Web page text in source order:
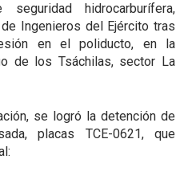
hidrocarburífera,
Ingenieros del Ejército tras
en el poliducto, en la
de los Tsáchilas, sector La
se logró la detención de
placas TCE-0621, que